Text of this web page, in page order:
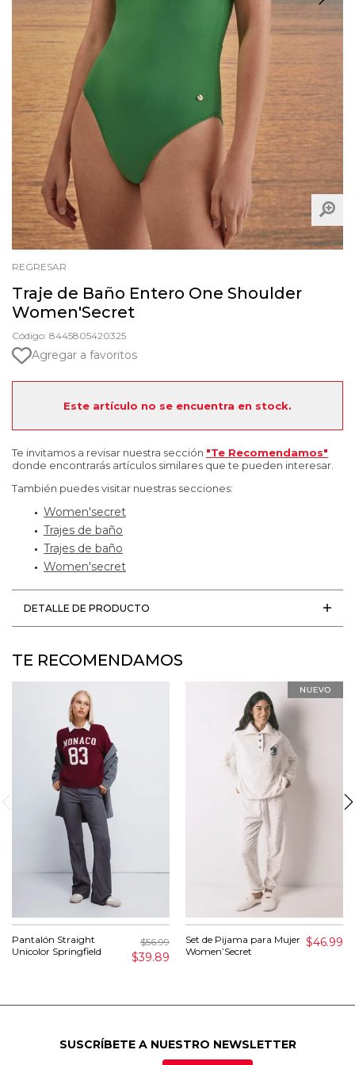
REGRESAR
Traje de Baño Entero One Shoulder
Women'Secret
Código: 8445805420325
Agregar a favoritos
Este artículo no se encuentra en stock.
Te invitamos a revisar nuestra sección "Te Recomendamos"
donde encontrarás artículos similares que te pueden interesar.
También puedes visitar nuestras secciones:
Women'secret
Trajes de baño
Trajes de baño
Women'secret
DETALLE DE PRODUCTO
TE RECOMENDAMOS
Pantalón Straight
Unicolor Springfield
$56.99
$39.89
Set de Pijama para Mujer
Women’Secret
$46.99
SUSCRÍBETE A NUESTRO NEWSLETTER